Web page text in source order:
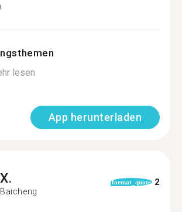
lesen
App herunterladen
X.
Baicheng
format_quote 2